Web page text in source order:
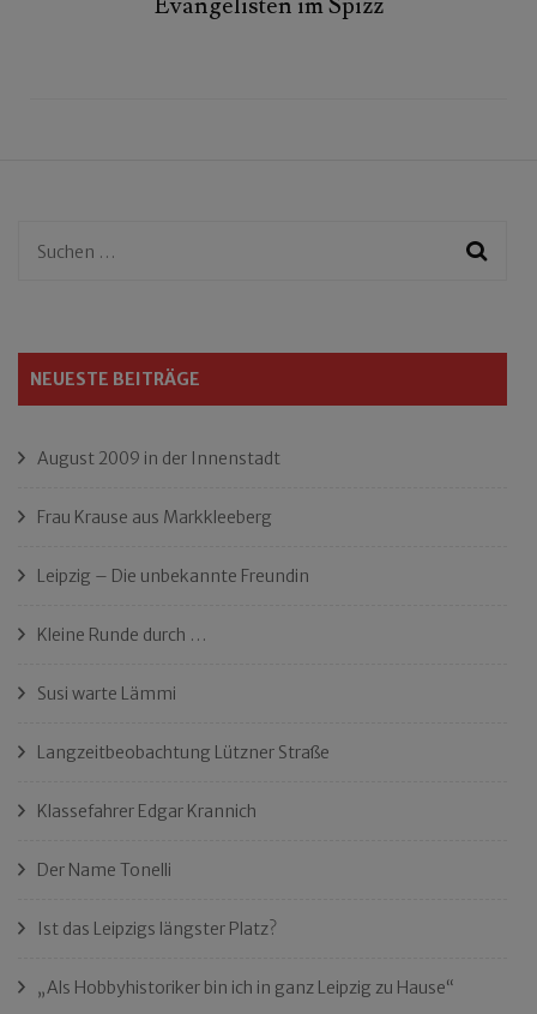
Evangelisten im Spizz
Suchen
NEUESTE BEITRÄGE
August 2009 in der Innenstadt
Frau Krause aus Markkleeberg
Leipzig – Die unbekannte Freundin
Kleine Runde durch …
Susi warte Lämmi
Langzeitbeobachtung Lützner Straße
Klassefahrer Edgar Krannich
Der Name Tonelli
Ist das Leipzigs längster Platz?
„Als Hobbyhistoriker bin ich in ganz Leipzig zu Hause“